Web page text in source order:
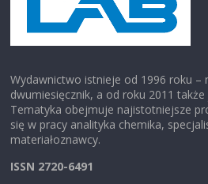
Wydawnictwo istnieje od 1996 roku –
dwumiesięcznik, a od roku 2011
Tematyka obejmuje najistotniejsze
się w pracy analityka chemika,
materiałoznawcy.
ISSN 2720-6491